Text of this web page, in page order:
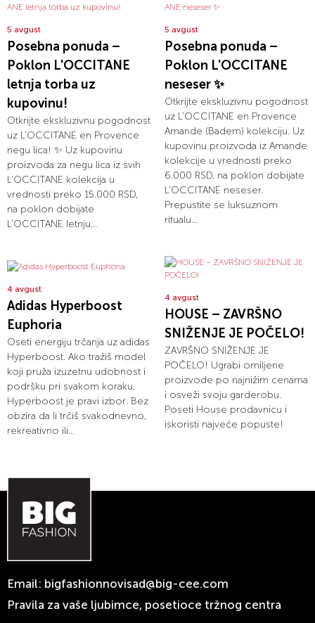
5 avgust
Posebna ponuda –
Poklon L'OCCITANE
letnja torba uz
kupovinu!
Otkrijte ekskluzivnu pogodnost
uz L’OCCITANE en Provence
negu lica! ✨ Uz kupovinu
proizvoda za negu lica iz svih
L’OCCITANE kolekcija u
vrednosti preko 15.000 RSD,
na poklon dobijate
L’OCCITANE letnju...
5 avgust
Posebna ponuda –
Poklon L'OCCITANE
neseser ✨
Otkrijte ekskluzivnu pogodnost
uz L’OCCITANE en Provence
Amande (Badem) kolekciju. Uz
kupovinu proizvoda iz Amande
kolekcije u vrednosti preko
6.000 RSD, na poklon dobijate
L’OCCITANE neseser.
Prepustite se luksuznom
ritualu...
4 avgust
Adidas Hyperboost
Euphoria
Oseti energiju trčanja uz adidas
Hyperboost. Ako tražiš model
koji pruža izuzetnu udobnost i
podršku pri svakom koraku,
Hyperboost je pravi izbor. Bez
obzira da li trčiš svakodnevno,
rekreativno ili...
4 avgust
HOUSE – ZAVRŠNO
SNIŽENJE JE POČELO!
ZAVRŠNO SNIŽENJE JE
POČELO! Ugrabi omiljene
proizvode po najnižim cenama
i osveži svoju garderobu.
Poseti House prodavnicu i
iskoristi najveće popuste!
Email: bigfashionnovisad@big-cee.com
Pravila za vaše ljubimce, posetioce tržnog centra